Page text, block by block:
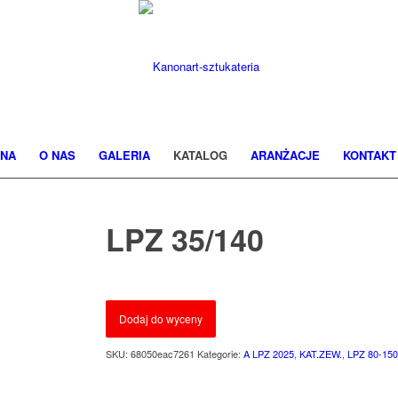
O NAS GALERIA KATALOG ARANŻACJE KONTAKT
LPZ 35/140
Dodaj do wyceny
SKU:68050eac7261 Kategorie:A LPZ 2025,KAT.ZEW.,LPZ 80-